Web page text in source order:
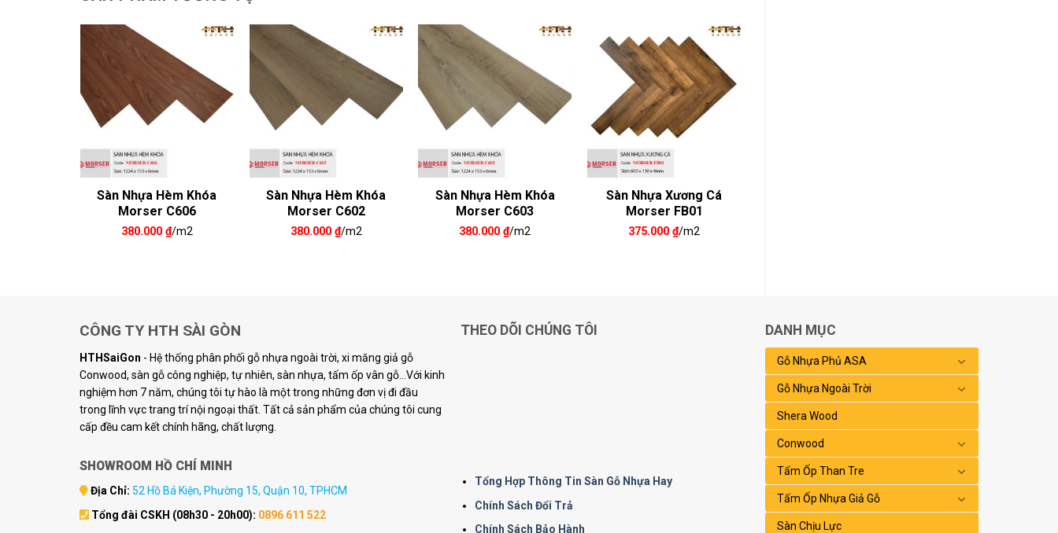
Sàn Nhựa Hèm Khóa
Morser C606
380.000 ₫/m2
Sàn Nhựa Hèm Khóa
Morser C602
380.000 ₫/m2
Sàn Nhựa Hèm Khóa
Morser C603
380.000₫/m2
Sàn Nhựa Xương Cá
Morser FB01
375.000₫/m2
CÔNG TY HTH SÀI GÒN
HTHSaiGon - Hệ thống phân phối gỗ nhựa ngoài trời, xi măng giả gỗ
Conwood, sàn gỗ công nghiệp, tự nhiên, sàn nhựa, tấm ốp vân gỗ...Với kinh
nghiệm hơn 7 năm, chúng tôi tự hào là một trong những đơn vị đi đầu
trong lĩnh vực trang trí nội ngoại thất. Tất cả sản phẩm của chúng tôi cung
cấp đều cam kết chính hãng, chất lượng.
SHOWROOM HỒ CHÍ MINH
Địa Chỉ: 52 Hồ Bá Kiện, Phường 15, Quận 10, TPHCM
Tổng đài CSKH (08h30 - 20h00): 0896 611 522
THEO DÕI CHÚNG TÔI
Tổng Hợp Thông Tin Sàn Gỗ Nhựa Hay
Chính Sách Đổi Trả
Chính Sách Bảo Hành
DANH MỤC
Gỗ Nhựa Phủ ASA
Gỗ Nhựa Ngoài Trời
Shera Wood
Conwood
Tấm Ốp Than Tre
Tấm Ốp Nhựa Giả Gỗ
Sàn Chịu Lực